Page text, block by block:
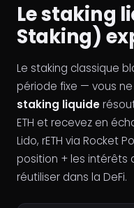
Le staking
Staking)
Le staking classique
période fixe — vous ne
staking liquide
ETH et recevez en
Lido, rETH via Rocket
position + les intérêts
réutiliser dans la DeFi.